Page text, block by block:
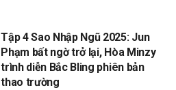
Tập 4 Sao Nhập Ngũ 2025: Jun
Phạm bất ngờ trở lại, Hòa Minzy
trình diễn Bắc Bling phiên bản
thao trường